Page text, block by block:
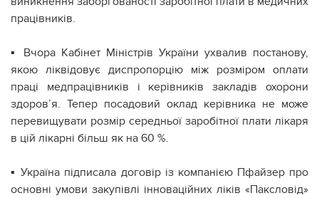
працівників.
▪ Вчора Кабінет Міністрів України ухвалив постанову,
якою ліквідовує диспропорцію між розміром оплати
праці медпрацівників і керівників закладів охорони
здоров’я. Тепер посадовий оклад керівника не може
перевищувати розмір середньої заробітної плати лікаря
в цій лікарні більш як на 60 %.
▪ Україна підписала договір із компанією Пфайзер про
основні умови закупівлі інноваційних ліків «Паксловід»